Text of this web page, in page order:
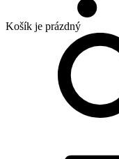
Košík je prázdný